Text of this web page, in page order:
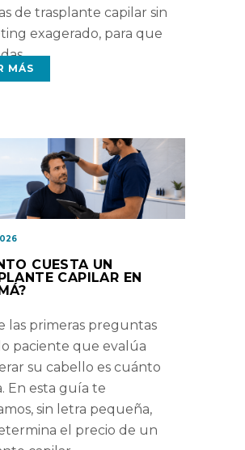
de trasplante capilar sin
exagerado, para que
MÁS
CUESTA UN
CAPILAR EN
las primeras preguntas
paciente que evalúa
su cabello es cuánto
En esta guía te
sin letra pequeña,
el precio de un